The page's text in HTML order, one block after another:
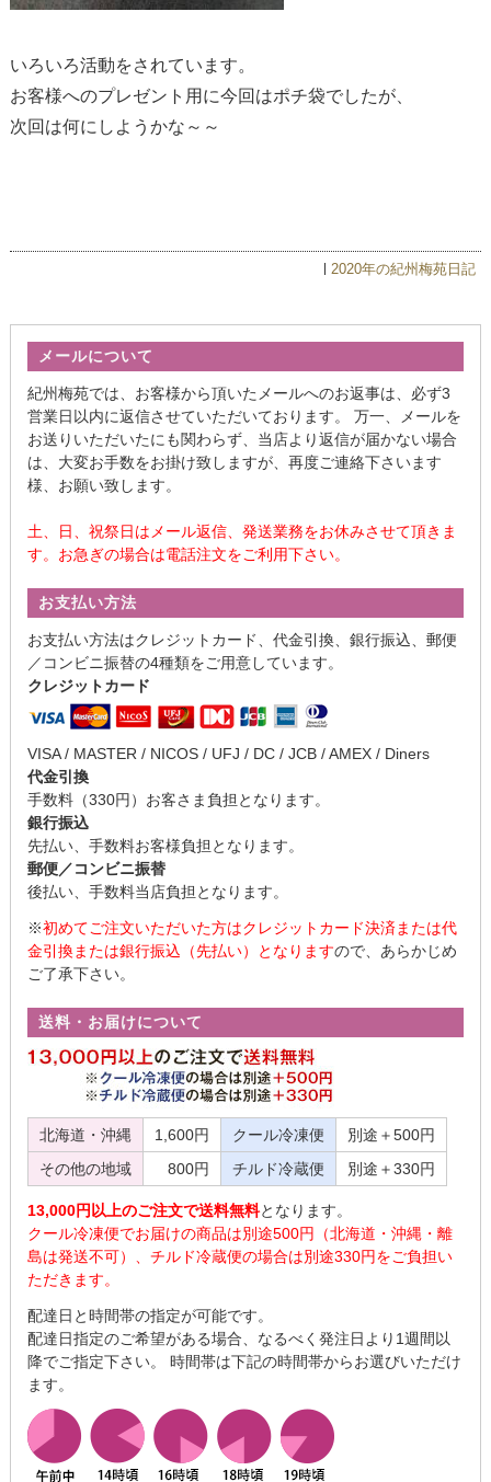
いろいろ活動をされています。
お客様へのプレゼント用に今回はポチ袋でしたが、
次回は何にしようかな～～
2020年の紀州梅苑日記
メールについて
紀州梅苑では、お客様から頂いたメールへのお返事は、必ず3
営業日以内に返信させていただいております。 万一、メールを
お送りいただいたにも関わらず、当店より返信が届かない場合
は、大変お手数をお掛け致しますが、再度ご連絡下さいます
様、お願い致します。
土、日、祝祭日はメール返信、発送業務をお休みさせて頂きま
す。お急ぎの場合は電話注文をご利用下さい。
お支払い方法
お支払い方法はクレジットカード、代金引換、銀行振込、郵便
／コンビニ振替の4種類をご用意しています。
クレジットカード
VISA / MASTER / NICOS / UFJ / DC / JCB / AMEX / Diners
代金引換
手数料（330円）お客さま負担となります。
銀行振込
先払い、手数料お客様負担となります。
郵便／コンビニ振替
後払い、手数料当店負担となります。
※初めてご注文いただいた方はクレジットカード決済または代
金引換または銀行振込（先払い）となりますので、あらかじめ
ご了承下さい。
送料・お届けについて
北海道・沖縄 1,600円 クール冷凍便
別途＋500円
その他の地域
800円 チルド冷蔵便 別途＋330円
13,000円以上のご注文で送料無料となります。
クール冷凍便でお届けの商品は別途500円（北海道・沖縄・離
島は発送不可）、チルド冷蔵便の場合は別途330円をご負担い
ただきます。
配達日と時間帯の指定が可能です。
配達日指定のご希望がある場合、なるべく発注日より1週間以
降でご指定下さい。 時間帯は下記の時間帯からお選びいただけ
ます。